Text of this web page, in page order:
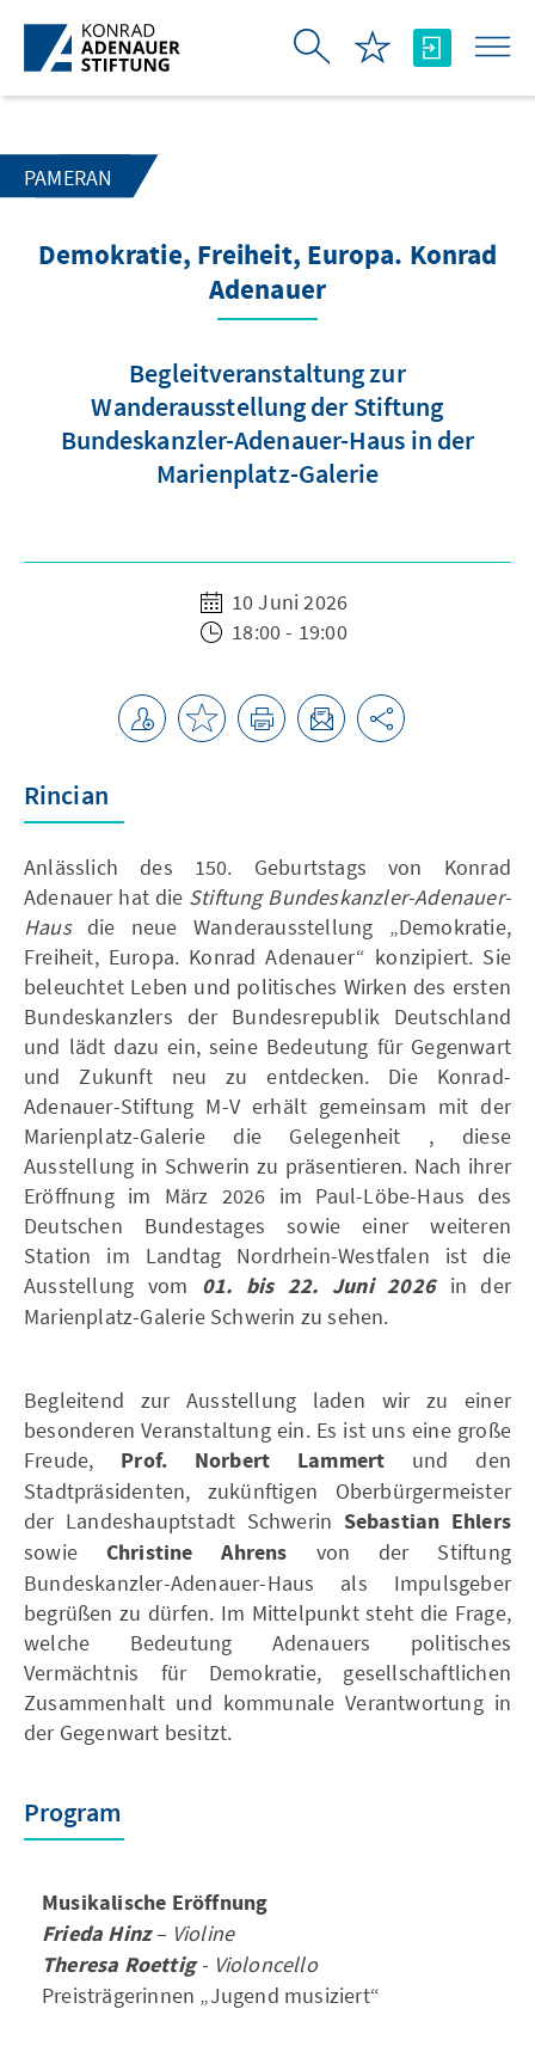
Skip to Main Content
PAMERAN
Demokratie, Freiheit, Europa. Konrad
Adenauer
Begleitveranstaltung zur
Wanderausstellung der Stiftung
Bundeskanzler-Adenauer-Haus in der
Marienplatz-Galerie
10 Juni 2026
18:00 - 19:00
Rincian
Anlässlich des 150. Geburtstags von Konrad
Adenauer hat die Stiftung Bundeskanzler-Adenauer-
Hausdie neue Wanderausstellung „Demokratie,
Freiheit, Europa. Konrad Adenauer“ konzipiert. Sie
beleuchtet Leben und politisches Wirken des ersten
Bundeskanzlers der Bundesrepublik Deutschland
und lädt dazu ein, seine Bedeutung für Gegenwart
und Zukunft neu zu entdecken. Die Konrad-
Adenauer-Stiftung M-V erhält gemeinsam mit der
Marienplatz-Galerie die Gelegenheit , diese
Ausstellung in Schwerin zu präsentieren. Nach ihrer
Eröffnung im März 2026 im Paul-Löbe-Haus des
Deutschen Bundestages sowie einer weiteren
Station im Landtag Nordrhein-Westfalen ist die
Ausstellung vom 01. bis 22. Juni 2026in der
Marienplatz-Galerie Schwerin zu sehen.
Begleitend zur Ausstellung laden wir zu einer
besonderen Veranstaltung ein. Es ist uns eine große
Freude, Prof. Norbert Lammert und den
Stadtpräsidenten, zukünftigen Oberbürgermeister
der Landeshauptstadt Schwerin Sebastian Ehlers
sowie Christine Ahrens von der Stiftung
Bundeskanzler-Adenauer-Haus als Impulsgeber
begrüßen zu dürfen. Im Mittelpunkt steht die Frage,
welche Bedeutung Adenauers politisches
Vermächtnis für Demokratie, gesellschaftlichen
Zusammenhalt und kommunale Verantwortung in
der Gegenwart besitzt.
Program
Musikalische Eröffnung
Frieda Hinz– Violine
Theresa Roettig- Violoncello
Preisträgerinnen „Jugend musiziert“